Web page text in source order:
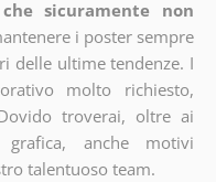
che sicuramente non
i poster sempre
delle ultime tendenze. I
molto richiesto,
troverai, oltre ai
anche motivi
talentuoso team.